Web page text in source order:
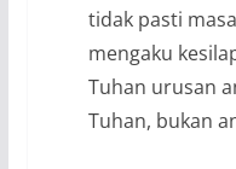
tidak pasti
mengaku
Tuhan urusan
Tuhan, bukan